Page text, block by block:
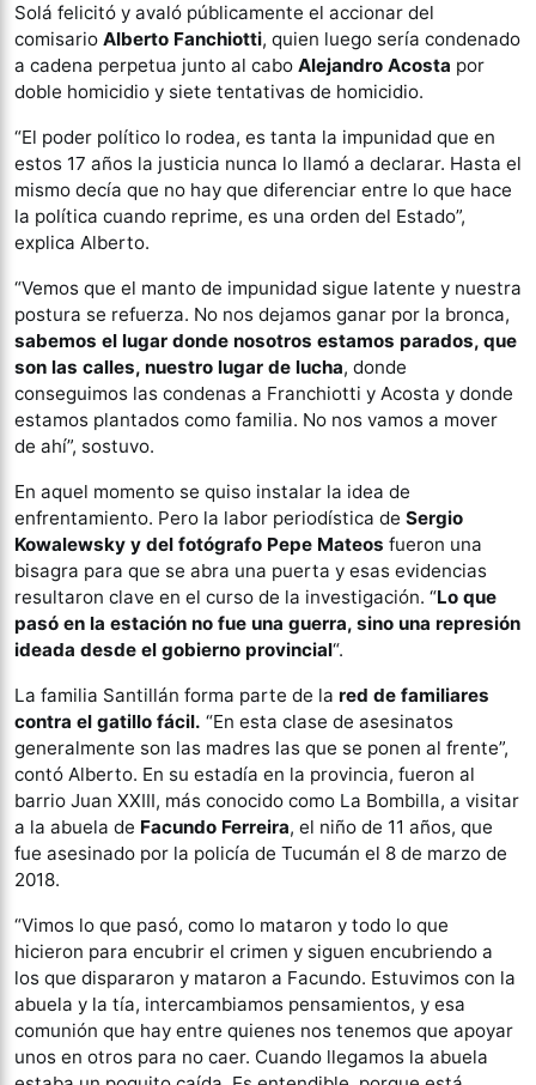
Solá felicitó y avaló públicamente el accionar del
comisario Alberto Fanchiotti, quien luego sería condenado
a cadena perpetua junto al cabo Alejandro Acosta por
doble homicidio y siete tentativas de homicidio.
“El poder político lo rodea, es tanta la impunidad que en
estos 17 años la justicia nunca lo llamó a declarar. Hasta el
mismo decía que no hay que diferenciar entre lo que hace
la política cuando reprime, es una orden del Estado”,
explica Alberto.
“Vemos que el manto de impunidad sigue latente y nuestra
postura se refuerza. No nos dejamos ganar por la bronca,
sabemos el lugar donde nosotros estamos parados, que
son las calles, nuestro lugar de lucha, donde
conseguimos las condenas a Franchiotti y Acosta y donde
estamos plantados como familia. No nos vamos a mover
de ahí”, sostuvo.
En aquel momento se quiso instalar la idea de
enfrentamiento. Pero la labor periodística de Sergio
Kowalewsky y del fotógrafo Pepe Mateos fueron una
bisagra para que se abra una puerta y esas evidencias
resultaron clave en el curso de la investigación. “Lo que
pasó en la estación no fue una guerra, sino una represión
ideada desde el gobierno provincial“.
La familia Santillán forma parte de la red de familiares
contra el gatillo fácil. “En esta clase de asesinatos
generalmente son las madres las que se ponen al frente”,
contó Alberto. En su estadía en la provincia, fueron al
barrio Juan XXIII, más conocido como La Bombilla, a visitar
a la abuela de Facundo Ferreira, el niño de 11 años, que
fue asesinado por la policía de Tucumán el 8 de marzo de
2018.
“Vimos lo que pasó, como lo mataron y todo lo que
hicieron para encubrir el crimen y siguen encubriendo a
los que dispararon y mataron a Facundo. Estuvimos con la
abuela y la tía, intercambiamos pensamientos, y esa
comunión que hay entre quienes nos tenemos que apoyar
unos en otros para no caer. Cuando llegamos la abuela